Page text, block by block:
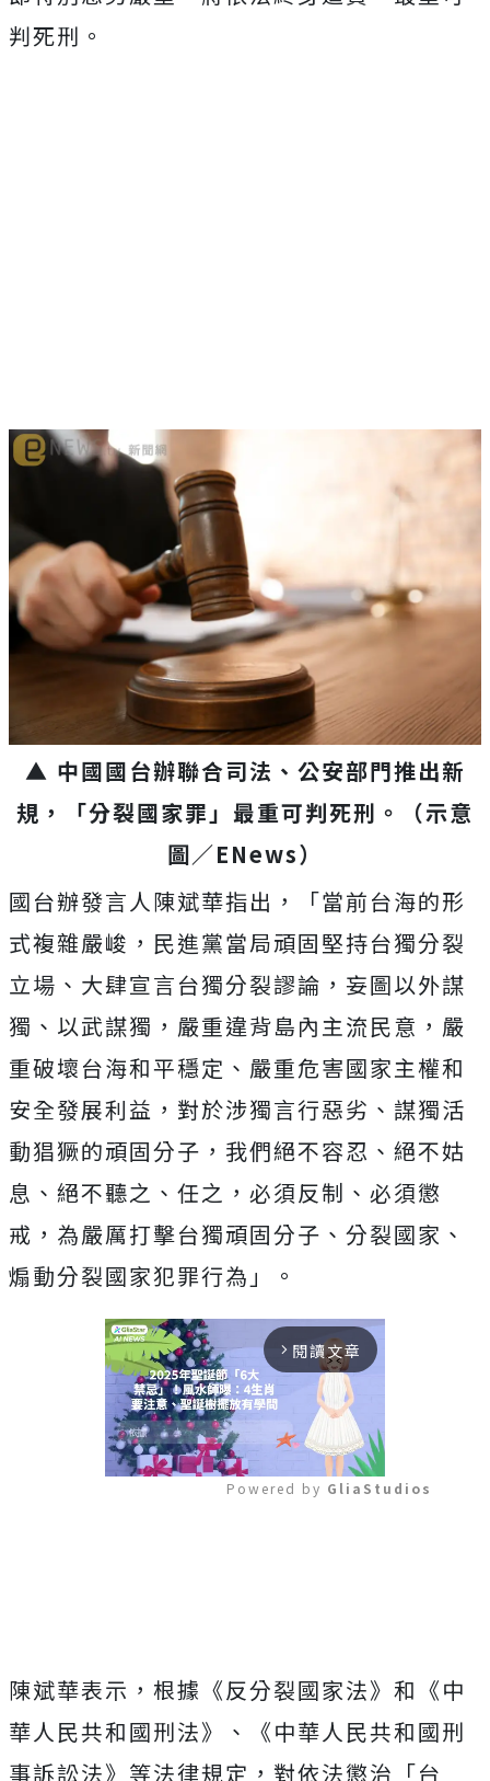
判死刑。
▲ 中國國台辦聯合司法、公安部門推出新
規，「分裂國家罪」最重可判死刑。（示意
圖／ENews）
國台辦發言人陳斌華指出，「當前台海的形
式複雜嚴峻，民進黨當局頑固堅持台獨分裂
立場、大肆宣言台獨分裂謬論，妄圖以外謀
獨、以武謀獨，嚴重違背島內主流民意，嚴
重破壞台海和平穩定、嚴重危害國家主權和
安全發展利益，對於涉獨言行惡劣、謀獨活
動猖獗的頑固分子，我們絕不容忍、絕不姑
息、絕不聽之、任之，必須反制、必須懲
戒，為嚴厲打擊台獨頑固分子、分裂國家、
煽動分裂國家犯罪行為」。
arrow_forward_ios 閱讀文章
Powered by GliaStudios
陳斌華表示，根據《反分裂國家法》和《中
華人民共和國刑法》、《中華人民共和國刑
事訴訟法》等法律規定，對依法懲治「台